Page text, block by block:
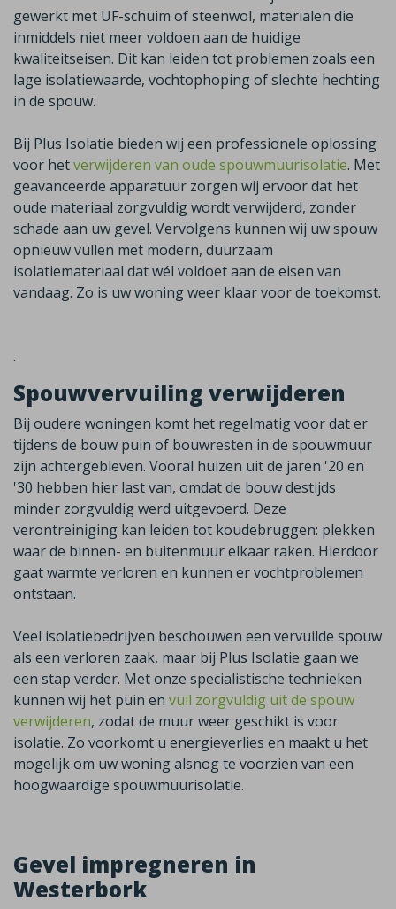
gewerkt met UF-schuim of steenwol, materialen die
inmiddels niet meer voldoen aan de huidige
kwaliteitseisen. Dit kan leiden tot problemen zoals een
lage isolatiewaarde, vochtophoping of slechte hechting
in de spouw.
Bij Plus Isolatie bieden wij een professionele oplossing
voor hetverwijderen van oude spouwmuurisolatie. Met
geavanceerde apparatuur zorgen wij ervoor dat het
oude materiaal zorgvuldig wordt verwijderd, zonder
schade aan uw gevel. Vervolgens kunnen wij uw spouw
opnieuw vullen met modern, duurzaam
isolatiemateriaal dat wél voldoet aan de eisen van
vandaag. Zo is uw woning weer klaar voor de toekomst.
.
Spouwvervuiling verwijderen
Bij oudere woningen komt het regelmatig voor dat er
tijdens de bouw puin of bouwresten in de spouwmuur
zijn achtergebleven. Vooral huizen uit de jaren '20 en
'30 hebben hier last van, omdat de bouw destijds
minder zorgvuldig werd uitgevoerd. Deze
verontreiniging kan leiden tot koudebruggen: plekken
waar de binnen- en buitenmuur elkaar raken. Hierdoor
gaat warmte verloren en kunnen er vochtproblemen
ontstaan.
Veel isolatiebedrijven beschouwen een vervuilde spouw
als een verloren zaak, maar bij Plus Isolatie gaan we
een stap verder. Met onze specialistische technieken
kunnen wij het puin en vuil zorgvuldig uit de spouw
verwijderen, zodat de muur weer geschikt is voor
isolatie. Zo voorkomt u energieverlies en maakt u het
mogelijk om uw woning alsnog te voorzien van een
hoogwaardige spouwmuurisolatie.
Gevel impregneren in
Westerbork